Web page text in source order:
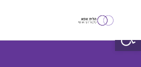
פתח סרגל נגישות